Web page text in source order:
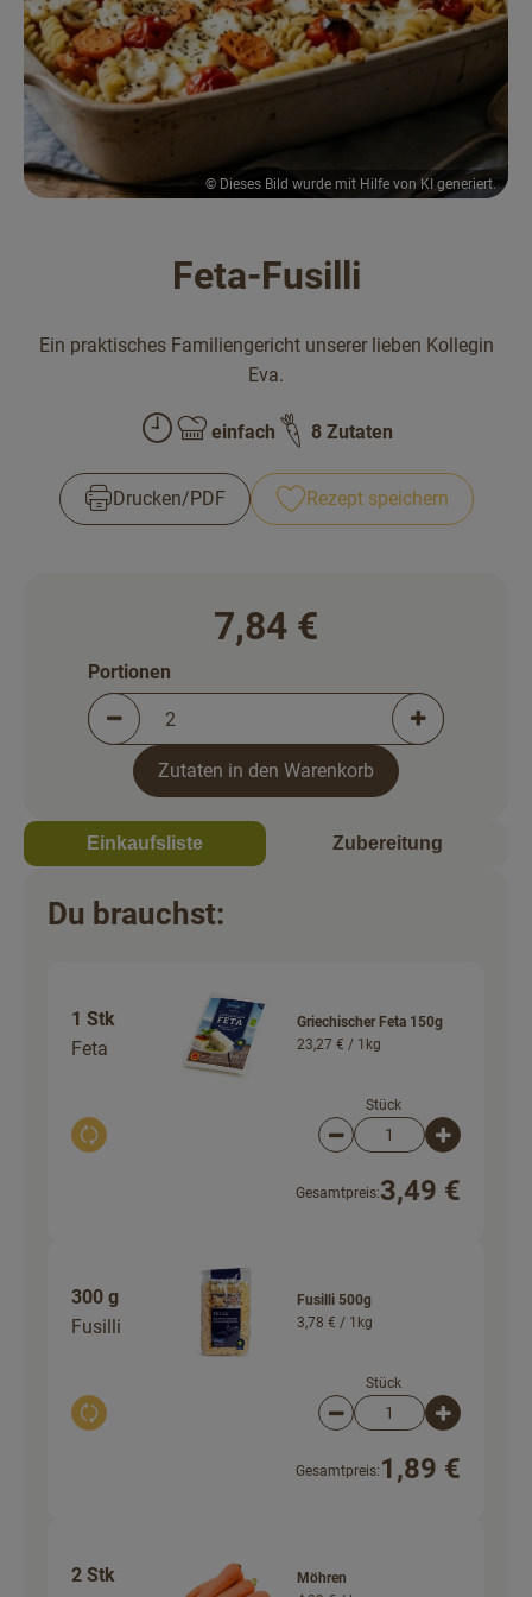
Bäckerei
Kühltheke
Vorratskammer...
Drogerie
Alternativen zu ...
Büro&Kita
Über uns
Service
© Dieses Bild wurde mit Hilfe von KI generiert.
Feta-Fusilli
Ein praktisches Familiengericht unserer lieben Kollegin
Eva.
Zubreitungszeit:
Schwierigkeit:
einfach 8 Zutaten
Drucken​/​PDF Rezept speichern
7,84 €
Portionen verringern (aktuell 2 Portionen
Portionen
Portionen
Zutaten in den Warenkorb
Einkaufsliste Zubereitung
Du brauchst:
1 Stk
Feta
Auswahl ändern
Griechischer Feta 150g
23,27 € / 1kg
Stück
Artikelanzahl
Gesamtpreis:3,49 €
300 g
Fusilli
Auswahl ändern
Fusilli 500g
3,78 € / 1kg
Stück
Artikelanzahl
Gesamtpreis: 1,89 €
2 Stk
Möhren